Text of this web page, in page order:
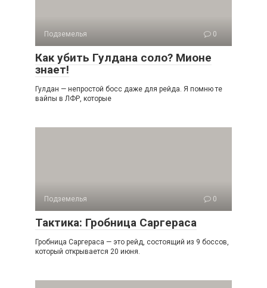
Подземелья 0
Как убить Гулдана соло? Мионе
знает!
Гулдан — непростой босс даже для рейда. Я помню те
вайпы в ЛФР, которые
Подземелья 0
Тактика: Гробница Саргераса
Гробница Саргераса — это рейд, состоящий из 9 боссов,
который открывается 20 июня.